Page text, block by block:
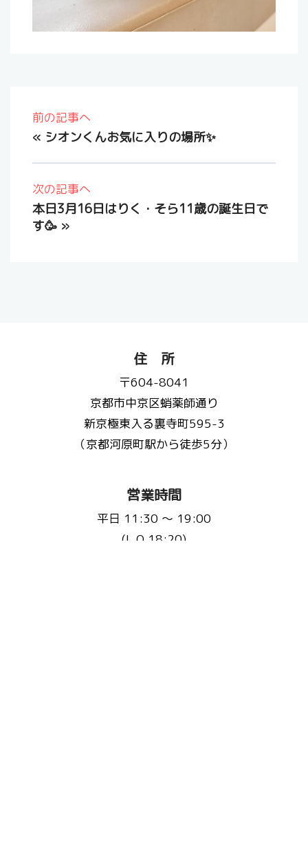
前の記事へ
« シオンくんお気に入りの場所✨
次の記事へ
本日3月16日はりく・そら11歳の誕生日で
す🥳 »
住 所
〒604-8041
京都市中京区蛸薬師通り
新京極東入る裏寺町595-3
（京都河原町駅から徒歩5分）
営業時間
平日 11:30 〜 19:00
(L.O 18:20)